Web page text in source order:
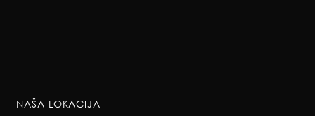
NAŠA LOKACIJA